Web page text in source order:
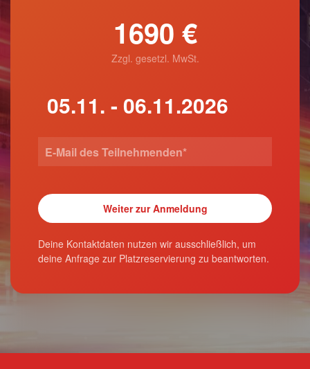
1690 €
Zzgl. gesetzl. MwSt.
Deine Kontaktdaten nutzen wir ausschließlich, um
deine Anfrage zur Platzreservierung zu beantworten.